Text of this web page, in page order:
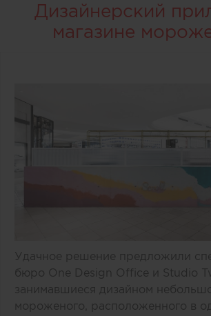
Дизайнерский
магазине
Удачное решение предложили
бюро One Design Office и Studio
занимавшиеся дизайном
мороженого, расположенного в